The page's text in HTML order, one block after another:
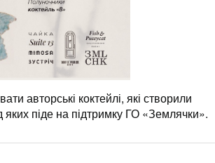
авторські коктейлі, які створили
яких піде на підтримку ГО «Землячки».